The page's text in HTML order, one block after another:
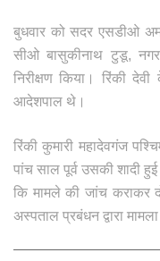
बुधवार को सदर एसडीओ
सीओ बासुकीनाथ टुडू,
निरीक्षण किया। रिंकी
आदेशपाल थे।
रिंकी कुमारी महादेवगंज
पांच साल पूर्व उसकी शादी
कि मामले की जांच कराकर
अस्पताल प्रबंधन द्वारा